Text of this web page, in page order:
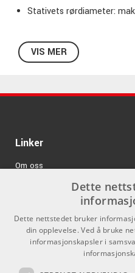
Stativets rørdiameter:
VIS MER
Linker
Om oss
GDPR & Cookies
Dette
Dette nettstedet bruker
din opplevelse. Ved å bruke
informasjonskapsler i